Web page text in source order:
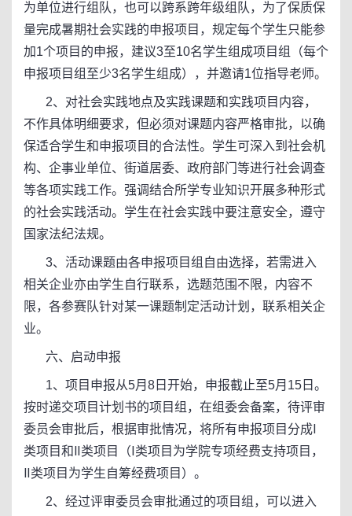
为单位进行组队，也可以跨系跨年级组队，为了保质保
量完成暑期社会实践的申报项目，规定每个学生只能参
加1个项目的申报，建议3至10名学生组成项目组（每个
申报项目组至少3名学生组成），并邀请1位指导老师。
2、对社会实践地点及实践课题和实践项目内容，
不作具体明细要求，但必须对课题内容严格审批，以确
保适合学生和申报项目的合法性。学生可深入到社会机
构、企事业单位、街道居委、政府部门等进行社会调查
等各项实践工作。强调结合所学专业知识开展多种形式
的社会实践活动。学生在社会实践中要注意安全，遵守
国家法纪法规。
3、活动课题由各申报项目组自由选择，若需进入
相关企业亦由学生自行联系，选题范围不限，内容不
限，各参赛队针对某一课题制定活动计划，联系相关企
业。
六、启动申报
1、项目申报从5月8日开始，申报截止至5月15日。
按时递交项目计划书的项目组，在组委会备案，待评审
委员会审批后，根据审批情况，将所有申报项目分成Ⅰ
类项目和Ⅱ类项目（Ⅰ类项目为学院专项经费支持项目，
Ⅱ类项目为学生自筹经费项目）。
2、经过评审委员会审批通过的项目组，可以进入